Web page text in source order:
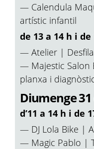
— Calendula
artístic infantil
de 13 a 14 h i de
— Atelier |
— Majestic Salon
planxa i
Diumenge
d’11 a 14 h i de
— DJ Lola Bike |
— Magic Pablo |